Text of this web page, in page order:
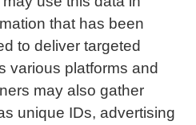
that has been
to deliver targeted
various platforms and
may also gather
unique IDs, advertising